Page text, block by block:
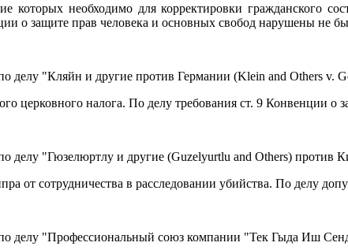
которых необходимо для корректировки гражданского
о защите прав человека и основных свобод нарушены не
"Кляйн и другие против Германии (Klein and Others v.
церковного налога. По делу требования ст. 9 Конвенции
"Гюзелюртлу и другие (Guzelyurtlu and Others) против
от сотрудничества в расследовании убийства. По делу
делу "Профессиональный союз компании "Тек Гыда Иш